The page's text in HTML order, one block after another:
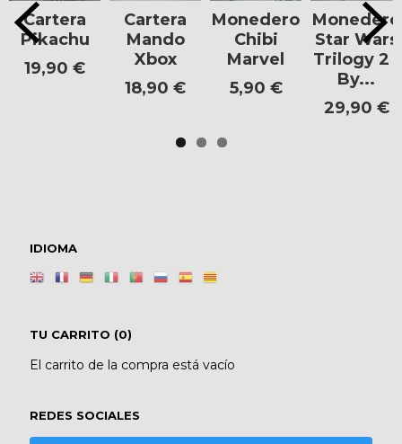
IDIOMA
TU CARRITO (0)
El carrito de la compra está vacío
REDES SOCIALES
Cartera
Pikachu
19,90 €
Cartera
Mando
Xbox
18,90 €
Monedero
Chibi
Marvel
5,90 €
Monedero
Star Wars
Trilogy 2 -
By...
29,90 €